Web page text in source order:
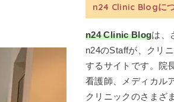
n24 Clinic Blogに
n24 Clinic Blogは、
n24のStaffが、クリ
するサイトです。院
看護師、メディカル
クリニックのさまざ